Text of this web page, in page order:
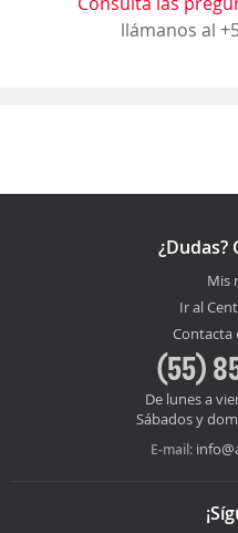
llámanos al
¿Dudas?
Mis
Ir al
Contacta
(55)
De lunes a
Sábados y
E-mail: